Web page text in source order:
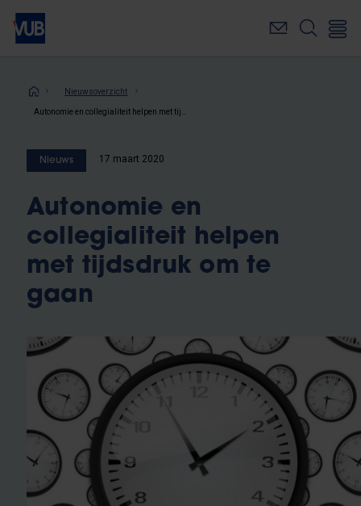
Overslaan
naar
inhoudKruimelpad
Nieuwsoverzicht
Nieuws 17 maart 2020
Autonomie en
collegialiteit helpen
met tijdsdruk om te
gaan